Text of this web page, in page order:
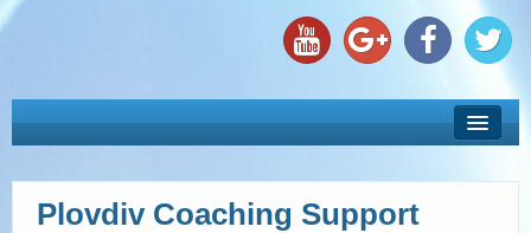
ЗА НАС
Plovdiv Coaching Support